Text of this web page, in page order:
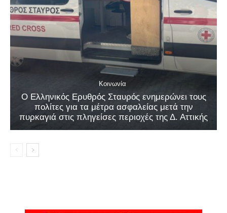
Κοινωνία
Ο Ελληνικός Ερυθρός Σταυρός ενημερώνει τους
πολίτες για τα μέτρα ασφαλείας μετά την
πυρκαγιά στις πληγείσες περιοχές της Δ. Αττικής